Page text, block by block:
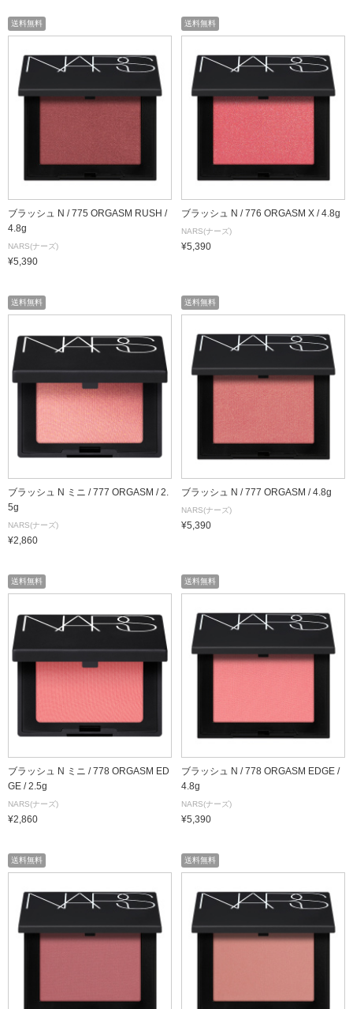
送料無料
ブラッシュ N / 775 ORGASM RUSH /
4.8g
NARS(ナーズ)
¥5,390
送料無料
ブラッシュ N / 776 ORGASM X / 4.8g
NARS(ナーズ)
¥5,390
送料無料
ブラッシュ N ミニ / 777 ORGASM / 2.
5g
NARS(ナーズ)
¥2,860
送料無料
ブラッシュ N / 777 ORGASM / 4.8g
NARS(ナーズ)
¥5,390
送料無料
ブラッシュ N ミニ / 778 ORGASM ED
GE / 2.5g
NARS(ナーズ)
¥2,860
送料無料
ブラッシュ N / 778 ORGASM EDGE /
4.8g
NARS(ナーズ)
¥5,390
送料無料 送料無料